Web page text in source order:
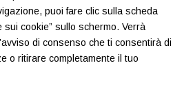
puoi fare clic sulla scheda
sui cookie” sullo schermo. Verrà
di consenso che ti consentirà di
o ritirare completamente il tuo